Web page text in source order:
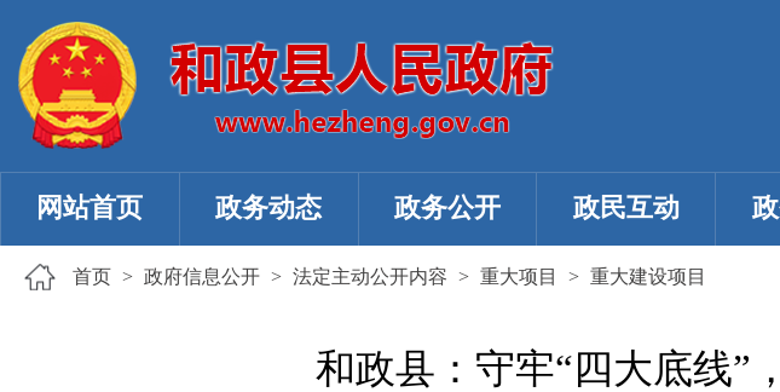
网站首页 政务动态 政务公开 政民互动
首页 > 政府信息公开 > 法定主动公开内容 > 重大项目 > 重大建设项目
和政县：守牢“四大底线”